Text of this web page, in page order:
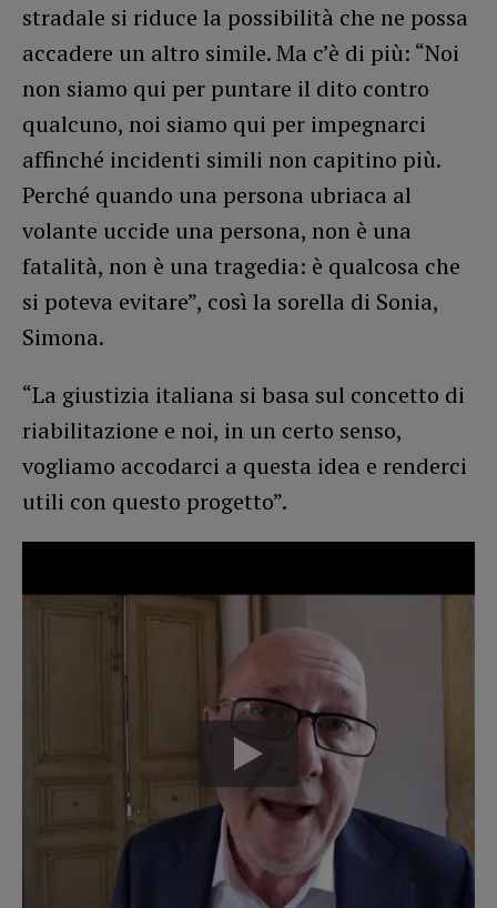
stradale si riduce la possibilità che ne possa
accadere un altro simile. Ma c’è di più: “Noi
non siamo qui per puntare il dito contro
qualcuno, noi siamo qui per impegnarci
affinché incidenti simili non capitino più.
Perché quando una persona ubriaca al
volante uccide una persona, non è una
fatalità, non è una tragedia: è qualcosa che
si poteva evitare”, così la sorella di Sonia,
Simona.
“La giustizia italiana si basa sul concetto di
riabilitazione e noi, in un certo senso,
vogliamo accodarci a questa idea e renderci
utili con questo progetto”.